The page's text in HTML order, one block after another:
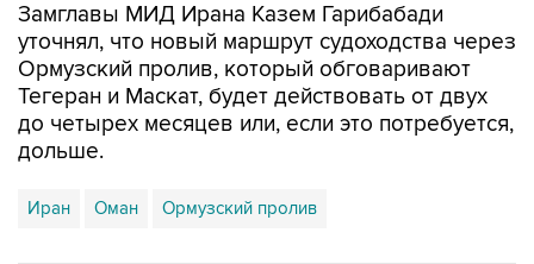
Замглавы МИД Ирана Казем Гарибабади
уточнял, что новый маршрут судоходства через
Ормузский пролив, который обговаривают
Тегеран и Маскат, будет действовать от двух
до четырех месяцев или, если это потребуется,
дольше.
Иран Оман Ормузский пролив